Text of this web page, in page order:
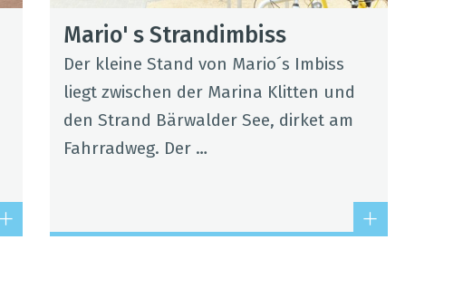
Mario' s Strand­im­biss
Der kleine Stand von Mario´s Imbiss
liegt zwi­schen der Marina Klit­ten und
den Strand Bär­wal­der See, dir­ket am
Fahr­rad­weg. Der …